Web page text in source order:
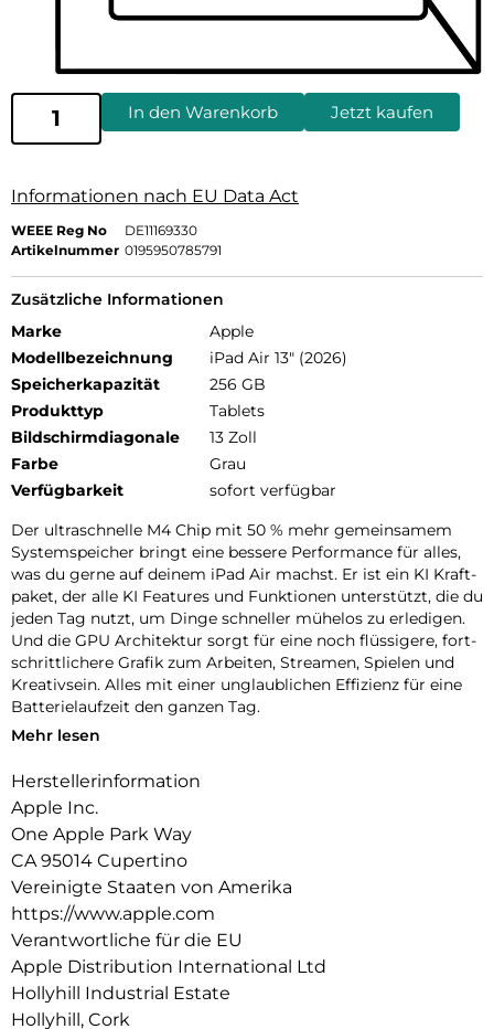
In den Warenkorb Jetzt kaufen
Informationen nach EU Data Act
WEEE Reg No
DE11169330
Artikelnummer 0195950785791
Zusätzliche Informationen
Marke
Apple
Modellbezeichnung
iPad Air 13" (2026)
Speicherkapazität
256 GB
Produkttyp
Tablets
Bildschirmdiagonale
13 Zoll
Farbe
Grau
Verfügbarkeit
sofort verfügbar
Der ultra­schnelle M4 Chip mit 50 % mehr gemein­samem
Systemspeicher bringt eine bessere Per­for­mance für alles,
was du gerne auf deinem iPad Air machst. Er ist ein KI Kraft­
paket, der alle KI Features und Funk­tionen unter­stützt, die du
jeden Tag nutzt, um Dinge schneller mühelos zu erle­digen.
Und die GPU Archi­tektur sorgt für eine noch flüssigere, fort­
schritt­lichere Grafik zum Arbeiten, Streamen, Spielen und
Kreativ­sein. Alles mit einer unglaub­lichen Effizienz für eine
Batterie­laufzeit den ganzen Tag.
iPadOS 26 kommt mit Liquid Glass, einem beein­druckenden
Verbes­serungen, die Produktivität auf dem iPad Air auf ein
neues Level bringen. Ein über­arbeitetes, intui­tives
Fenstersystem gibt dir mehr Möglich­keiten und Flexibilität
als je zuvor. Du kannst Pro Apps nutzen, anspruchs­volle
Games spielen und kreative Pro­jekte jeder Größe erle­digen –
ganz natürlich per Touch.
Das iPad Air wurde für Apple Intelligence ent­wi­ckelt, deinem
ganz per­sön­lichen KI System. Es hilft dir dabei, dich auszu­
drücken und Dinge mühelos zu erle­digen. Revolutionärer
Daten­schutz gibt dir die Sicher­heit, dass niemand auf deine
Daten zu­greifen kann − auch nicht Apple.
Mehr lesen
Herstellerinformation
Apple Inc.
One Apple Park Way
CA 95014 Cupertino
Vereinigte Staaten von Amerika
https://www.apple.com
Verantwortliche für die EU
Apple Distribution International Ltd
Hollyhill Industrial Estate
Hollyhill, Cork